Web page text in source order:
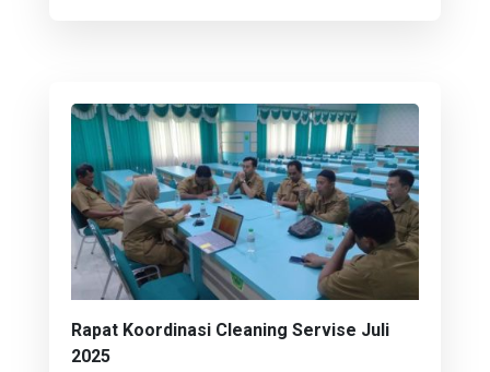
Rapat Koordinasi Cleaning Servise Juli
2025